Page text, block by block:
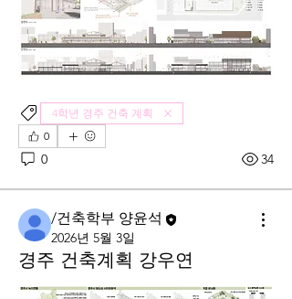
4학년 경주 건축 계획
0
0 34
/건축학부 양윤석
2026년 5월 3일
경주 건축계획 강우연